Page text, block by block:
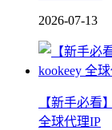
2026-07-13
【新手必
全球代理IP